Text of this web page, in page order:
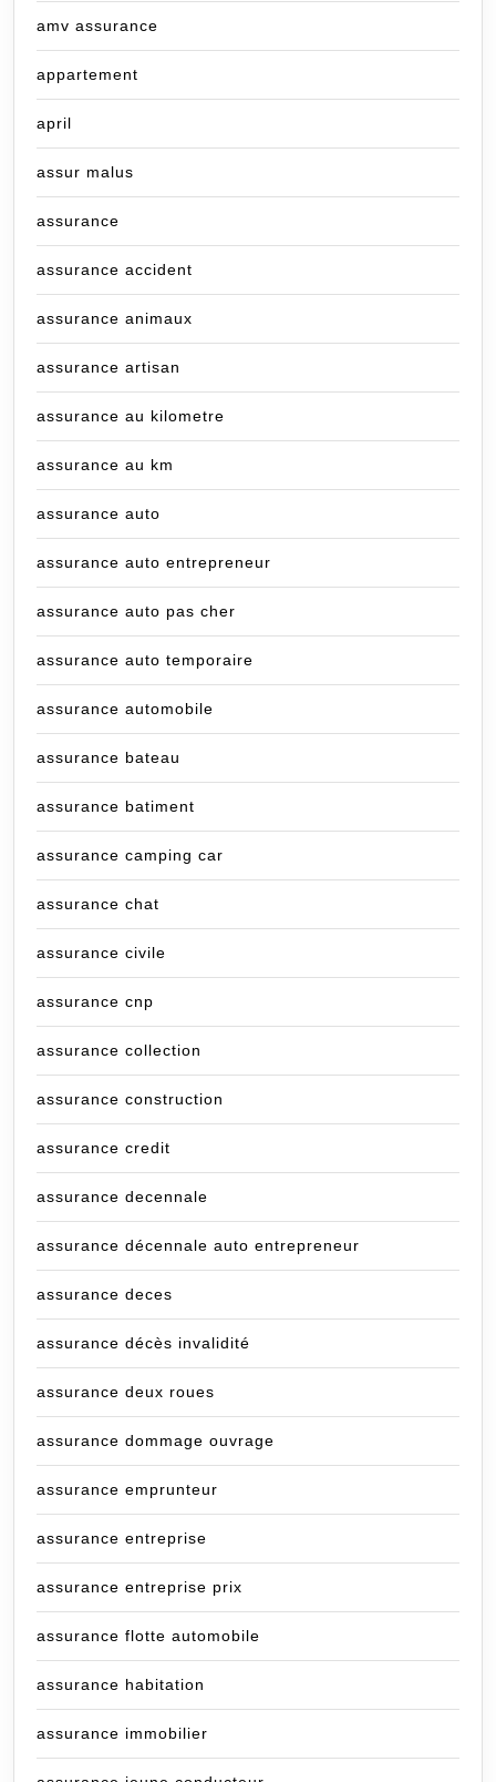
amv assurance
appartement
april
assur malus
assurance
assurance accident
assurance animaux
assurance artisan
assurance au kilometre
assurance au km
assurance auto
assurance auto entrepreneur
assurance auto pas cher
assurance auto temporaire
assurance automobile
assurance bateau
assurance batiment
assurance camping car
assurance chat
assurance civile
assurance cnp
assurance collection
assurance construction
assurance credit
assurance decennale
assurance décennale auto entrepreneur
assurance deces
assurance décès invalidité
assurance deux roues
assurance dommage ouvrage
assurance emprunteur
assurance entreprise
assurance entreprise prix
assurance flotte automobile
assurance habitation
assurance immobilier